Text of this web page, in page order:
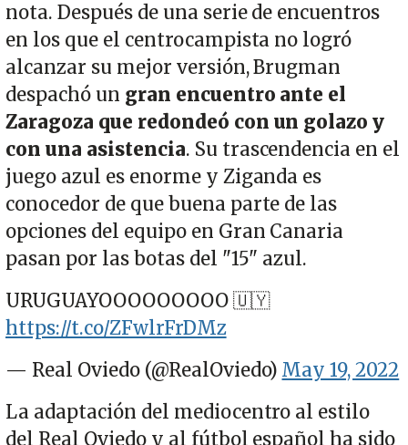
nota. Después de una serie de encuentros
en los que el centrocampista no logró
alcanzar su mejor versión, Brugman
despachó un gran encuentro ante el
Zaragoza que redondeó con un golazo y
con una asistencia. Su trascendencia en el
juego azul es enorme y Ziganda es
conocedor de que buena parte de las
opciones del equipo en Gran Canaria
pasan por las botas del "15" azul.
URUGUAYOOOOOOOOO 🇺🇾
https://t.co/ZFwlrFrDMz
— Real Oviedo (@RealOviedo) May 19, 2022
La adaptación del mediocentro al estilo
del Real Oviedo y al fútbol español ha sido